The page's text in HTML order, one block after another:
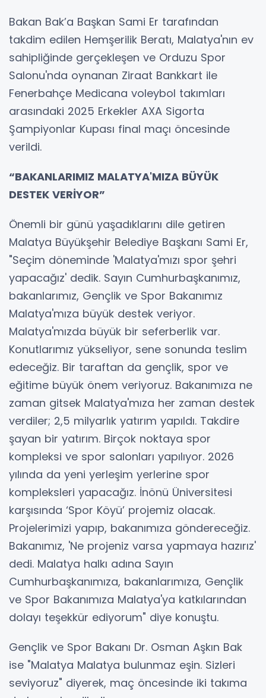
Bakan Bak’a Başkan Sami Er tarafından
takdim edilen Hemşerilik Beratı, Malatya'nın ev
sahipliğinde gerçekleşen ve Orduzu Spor
Salonu'nda oynanan Ziraat Bankkart ile
Fenerbahçe Medicana voleybol takımları
arasındaki 2025 Erkekler AXA Sigorta
Şampiyonlar Kupası final maçı öncesinde
verildi.
“BAKANLARIMIZ MALATYA'MIZA BÜYÜK
DESTEK VERİYOR”
Önemli bir günü yaşadıklarını dile getiren
Malatya Büyükşehir Belediye Başkanı Sami Er,
"Seçim döneminde 'Malatya'mızı spor şehri
yapacağız' dedik. Sayın Cumhurbaşkanımız,
bakanlarımız, Gençlik ve Spor Bakanımız
Malatya'mıza büyük destek veriyor.
Malatya'mızda büyük bir seferberlik var.
Konutlarımız yükseliyor, sene sonunda teslim
edeceğiz. Bir taraftan da gençlik, spor ve
eğitime büyük önem veriyoruz. Bakanımıza ne
zaman gitsek Malatya'mıza her zaman destek
verdiler; 2,5 milyarlık yatırım yapıldı. Takdire
şayan bir yatırım. Birçok noktaya spor
kompleksi ve spor salonları yapılıyor. 2026
yılında da yeni yerleşim yerlerine spor
kompleksleri yapacağız. İnönü Üniversitesi
karşısında ‘Spor Köyü’ projemiz olacak.
Projelerimizi yapıp, bakanımıza göndereceğiz.
Bakanımız, 'Ne projeniz varsa yapmaya hazırız'
dedi. Malatya halkı adına Sayın
Cumhurbaşkanımıza, bakanlarımıza, Gençlik
ve Spor Bakanımıza Malatya'ya katkılarından
dolayı teşekkür ediyorum" diye konuştu.
Gençlik ve Spor Bakanı Dr. Osman Aşkın Bak
ise "Malatya Malatya bulunmaz eşin. Sizleri
seviyoruz" diyerek, maç öncesinde iki takıma